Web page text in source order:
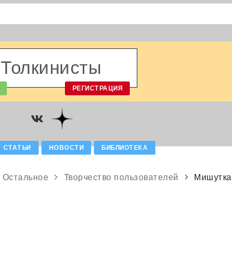
Толкинисты
РЕГИСТРАЦИЯ
СТАТЬИ НОВОСТИ БИБЛИОТЕКА
Остальное Творчество пользователей Мишутка